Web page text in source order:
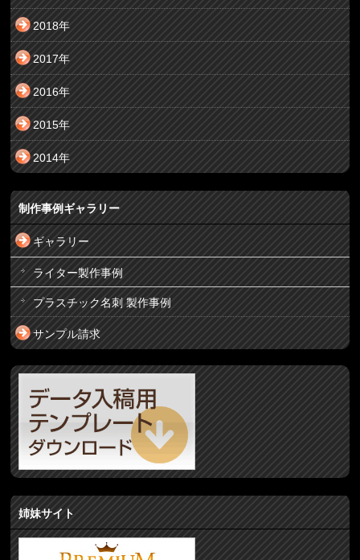
2018年
2017年
2016年
2015年
2014年
制作事例ギャラリー
ギャラリー
ライター製作事例
プラスチック名刺 製作事例
サンプル請求
姉妹サイト